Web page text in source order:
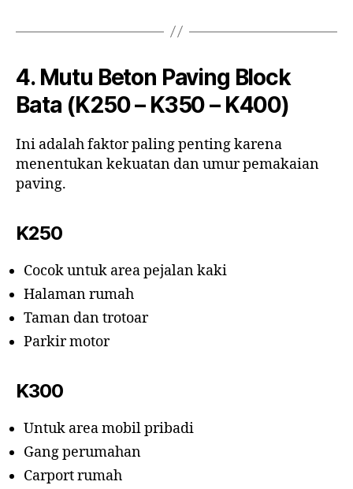
4. Mutu Beton Paving Block
Bata (K250 – K350 – K400)
Ini adalah faktor paling penting karena
menentukan kekuatan dan umur pemakaian
paving.
K250
Cocok untuk area pejalan kaki
Halaman rumah
Taman dan trotoar
Parkir motor
K300
Untuk area mobil pribadi
Gang perumahan
Carport rumah